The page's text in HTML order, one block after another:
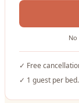
✓ Free
✓ 1 guest per